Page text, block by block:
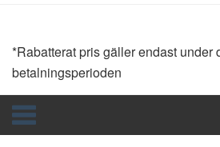
*Rabatterat pris gäller endast under
betalningsperioden